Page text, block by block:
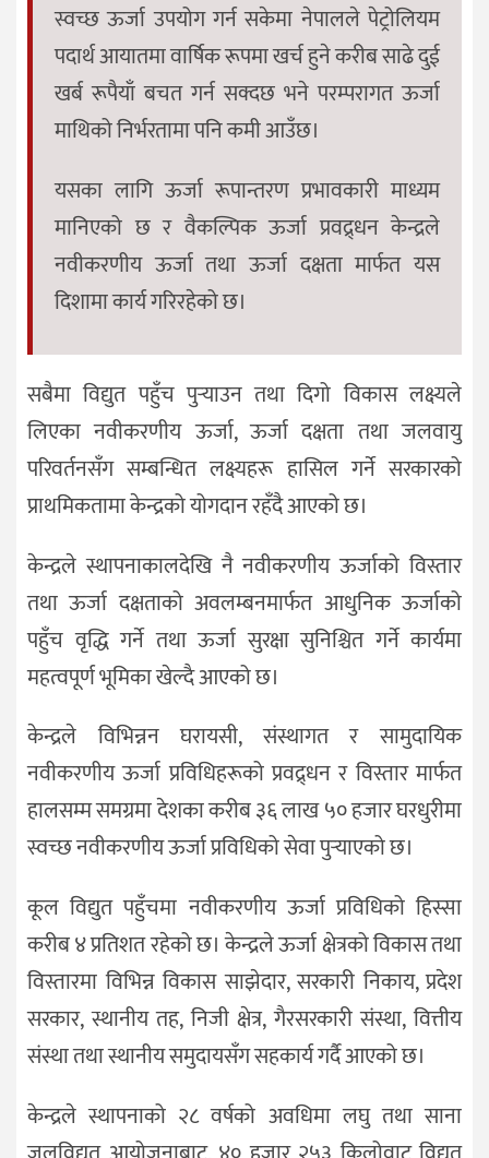
स्वच्छ ऊर्जा उपयोग गर्न सकेमा नेपालले पेट्रोलियम
पदार्थ आयातमा वार्षिक रूपमा खर्च हुने करीब साढे दुई
खर्ब रूपैयाँ बचत गर्न सक्दछ भने परम्परागत ऊर्जा
माथिको निर्भरतामा पनि कमी आउँछ।
यसका लागि ऊर्जा रूपान्तरण प्रभावकारी माध्यम
मानिएको छ र वैकल्पिक ऊर्जा प्रवद्र्धन केन्द्रले
नवीकरणीय ऊर्जा तथा ऊर्जा दक्षता मार्फत यस
दिशामा कार्य गरिरहेको छ।
सबैमा विद्युत पहुँच पुर्‍याउन तथा दिगो विकास लक्ष्यले
लिएका नवीकरणीय ऊर्जा, ऊर्जा दक्षता तथा जलवायु
परिवर्तनसँग सम्बन्धित लक्ष्यहरू हासिल गर्ने सरकारको
प्राथमिकतामा केन्द्रको योगदान रहँदै आएको छ।
केन्द्रले स्थापनाकालदेखि नै नवीकरणीय ऊर्जाको विस्तार
तथा ऊर्जा दक्षताको अवलम्बनमार्फत आधुनिक ऊर्जाको
पहुँच वृद्धि गर्ने तथा ऊर्जा सुरक्षा सुनिश्चित गर्ने कार्यमा
महत्वपूर्ण भूमिका खेल्दै आएको छ।
केन्द्रले विभिन्नन घरायसी, संस्थागत र सामुदायिक
नवीकरणीय ऊर्जा प्रविधिहरूको प्रवद्र्धन र विस्तार मार्फत
हालसम्म समग्रमा देशका करीब ३६ लाख ५० हजार घरधुरीमा
स्वच्छ नवीकरणीय ऊर्जा प्रविधिको सेवा पुर्‍याएको छ।
कूल विद्युत पहुँचमा नवीकरणीय ऊर्जा प्रविधिको हिस्सा
करीब ४ प्रतिशत रहेको छ। केन्द्रले ऊर्जा क्षेत्रको विकास तथा
विस्तारमा विभिन्न विकास साझेदार, सरकारी निकाय, प्रदेश
सरकार, स्थानीय तह, निजी क्षेत्र, गैरसरकारी संस्था, वित्तीय
संस्था तथा स्थानीय समुदायसँग सहकार्य गर्दै आएको छ।
केन्द्रले स्थापनाको २८ वर्षको अवधिमा लघु तथा साना